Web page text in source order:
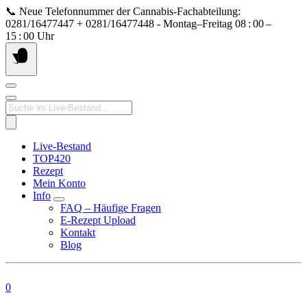
Springe
zum
Inhalt
📞 Neue Telefonnummer der Cannabis‑Fachabteilung:
0281/16477447 + 0281/16477448 - Montag–Freitag 08 : 00 –
15 : 00 Uhr
Products
search
Live-Bestand
TOP420
Rezept
Mein Konto
Info
FAQ – Häufige Fragen
E-Rezept Upload
Kontakt
Blog
0